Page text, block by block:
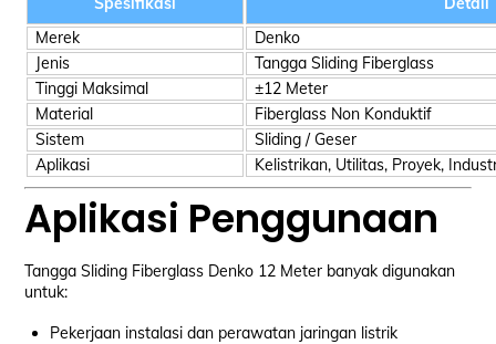
Merek
Denko
Jenis
Tangga Sliding Fiberglass
Tinggi Maksimal
±12 Meter
Material
Fiberglass Non Konduktif
Sistem
Sliding / Geser
Aplikasi
Kelistrikan, Utilitas, Proyek,
Aplikasi Penggunaan
Tangga Sliding Fiberglass Denko 12 Meter banyak digunakan
untuk:
Pekerjaan instalasi dan perawatan jaringan listrik